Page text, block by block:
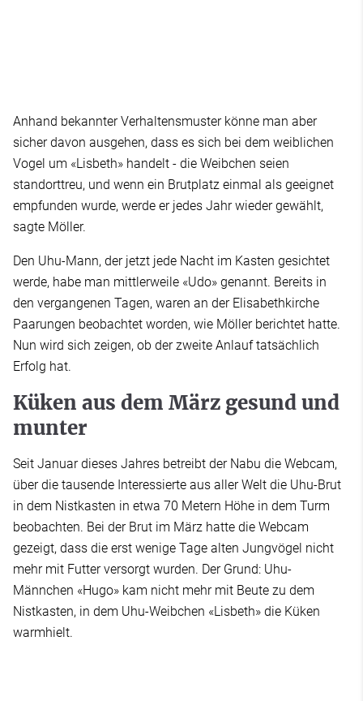
Anhand bekannter Verhaltensmuster könne man aber
sicher davon ausgehen, dass es sich bei dem weiblichen
Vogel um «Lisbeth» handelt - die Weibchen seien
standorttreu, und wenn ein Brutplatz einmal als geeignet
empfunden wurde, werde er jedes Jahr wieder gewählt,
sagte Möller.
Den Uhu-Mann, der jetzt jede Nacht im Kasten gesichtet
werde, habe man mittlerweile «Udo» genannt. Bereits in
den vergangenen Tagen, waren an der Elisabethkirche
Paarungen beobachtet worden, wie Möller berichtet hatte.
Nun wird sich zeigen, ob der zweite Anlauf tatsächlich
Erfolg hat.
Küken aus dem März gesund und
munter
Seit Januar dieses Jahres betreibt der Nabu die Webcam,
über die tausende Interessierte aus aller Welt die Uhu-Brut
in dem Nistkasten in etwa 70 Metern Höhe in dem Turm
beobachten. Bei der Brut im März hatte die Webcam
gezeigt, dass die erst wenige Tage alten Jungvögel nicht
mehr mit Futter versorgt wurden. Der Grund: Uhu-
Männchen «Hugo» kam nicht mehr mit Beute zu dem
Nistkasten, in dem Uhu-Weibchen «Lisbeth» die Küken
warmhielt.